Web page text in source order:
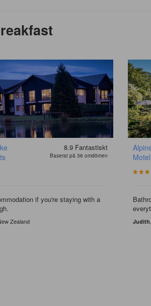
8.9 Fantastiskt
Baserat på 36 omdömen
if you're staying with a
Zealand
Motel
Judith